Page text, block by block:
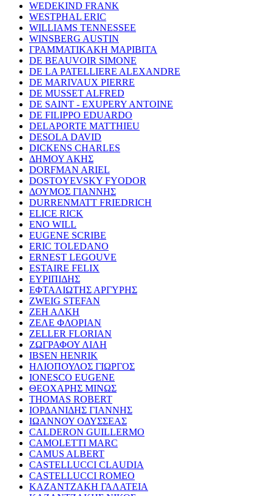
WEDEKIND FRANK
WESTPHAL ERIC
WILLIAMS TENNESSEE
WINSBERG AUSTIN
ΓΡΑΜΜΑΤΙΚΑΚΗ ΜΑΡΙΒΙΤΑ
DE BEAUVOIR SIMONE
DE LA PATELLIERE ALEXANDRE
DE MARIVAUX PIERRE
DE MUSSET ALFRED
DE SAINT - EXUPERY ANTOINE
DE FILIPPO EDUARDO
DELAPORTE MATTHIEU
DESOLA DAVID
DICKENS CHARLES
ΔΗΜΟΥ ΑΚΗΣ
DORFMAN ARIEL
DOSTOYEVSKY FYODOR
ΔΟΥΜΟΣ ΓΙΑΝΝΗΣ
DURRENMATT FRIEDRICH
ELICE RICK
ENO WILL
EUGENE SCRIBE
ERIC TOLEDANO
ERNEST LEGOUVE
ESTAIRE FELIX
ΕΥΡΙΠΙΔΗΣ
ΕΦΤΑΛΙΩΤΗΣ ΑΡΓΥΡΗΣ
ZWEIG STEFAN
ΖΕΗ ΑΛΚΗ
ΖΕΛΕ ΦΛΟΡΙΑΝ
ZELLER FLORIAN
ΖΩΓΡΑΦΟΥ ΛΙΛΗ
IBSEN HENRIK
ΗΛΙΟΠΟΥΛΟΣ ΓΙΩΡΓΟΣ
IONESCO EUGENE
ΘΕΟΧΑΡΗΣ ΜΙΝΩΣ
THOMAS ROBERT
ΙΟΡΔΑΝΙΔΗΣ ΓΙΑΝΝΗΣ
ΙΩΑΝΝΟΥ ΟΔΥΣΣΕΑΣ
CALDERON GUILLERMO
CAMOLETTI MARC
CAMUS ALBERT
CASTELLUCCI CLAUDIA
CASTELLUCCI ROMEO
ΚΑΖΑΝΤΖΑΚΗ ΓΑΛΑΤΕΙΑ